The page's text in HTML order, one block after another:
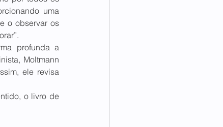
uma
o observar os
profunda a
Moltmann
ele revisa
o livro de